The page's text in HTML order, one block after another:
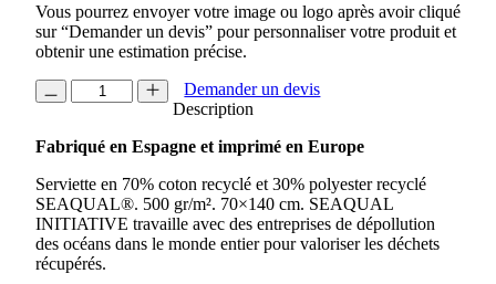
Vous pourrez envoyer votre image ou logo après avoir cliqué
sur “Demander un devis” pour personnaliser votre produit et
obtenir une estimation précise.
quantité
de
EN
ET
POLYESTER
RECYCLE
500GR
SEAQUAL®
Demander un devis
Description
Fabriqué en Espagne et imprimé en Europe
Serviette en 70% coton recyclé et 30% polyester recyclé
SEAQUAL®. 500 gr/m². 70×140 cm. SEAQUAL
INITIATIVE travaille avec des entreprises de dépollution
des océans dans le monde entier pour valoriser les déchets
récupérés.